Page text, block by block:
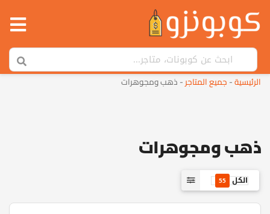
الرئيسية-جميع المتاجر-ذهب ومجوهرات
ذهب ومجوهرات
الكل 55